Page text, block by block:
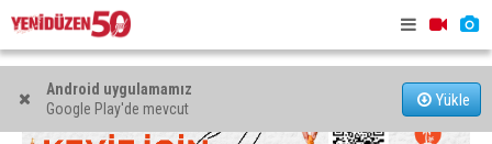
Android uygulamamız
Google Play'de mevcut
Yükle